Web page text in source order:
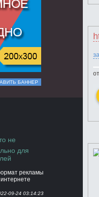
БАННЕР
не
для
рекламы
09-24 03:14:23